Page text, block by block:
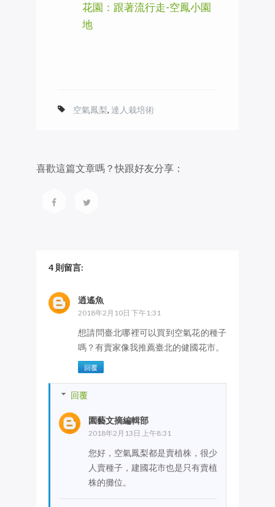
花園：跟著流行走-空鳳小園
地
空氣鳳梨, 達人栽培術
喜歡這篇文章嗎？快跟好友分享：
4 則留言:
逍遙魚
2018年2月10日 下午1:31
想請問臺北哪裡可以買到空氣花的種子
嗎？有賣家像我推薦臺北的健國花市。
回覆
回覆
園藝文摘編輯部
2018年2月13日 上午8:31
您好，空氣鳳梨都是賣植株，很少
人賣種子，建國花市也是只有賣植
株的攤位。